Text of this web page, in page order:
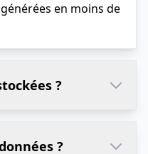
en moins de
?
?